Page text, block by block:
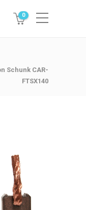
0
Schunk CAR-
FTSX140